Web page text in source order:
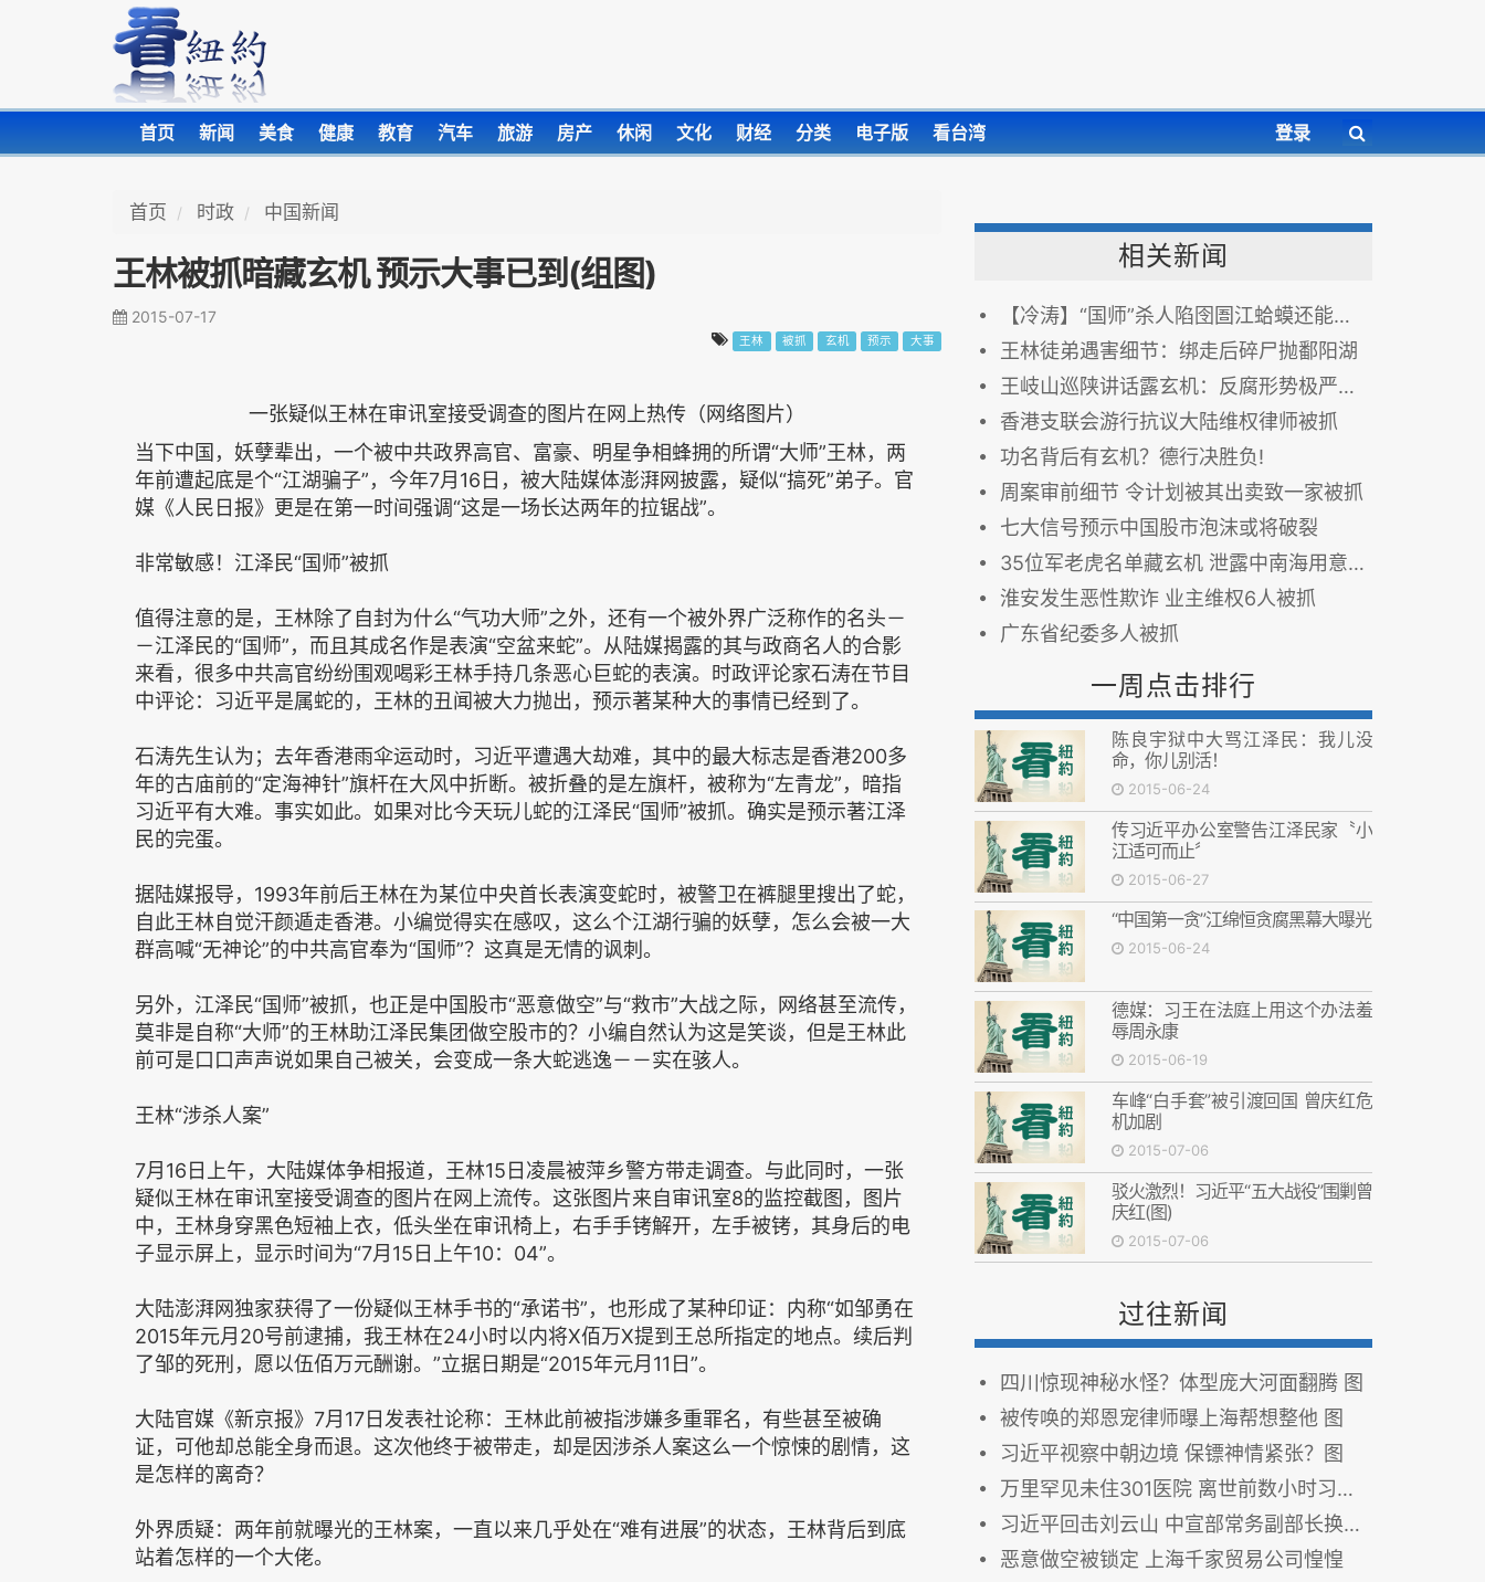
首页 新闻 美食 健康 教育 汽车 旅游 房产 休闲 文化 财经 分类 电子版 看台湾 登录
首页 时政 中国新闻
王林被抓暗藏玄机 预示大事已到(组图)
2015-07-17
王林 被抓 玄机 预示 大事
一张疑似王林在审讯室接受调查的图片在网上热传（网络图片）
当下中国，妖孽辈出，一个被中共政界高官、富豪、明星争相蜂拥的所谓“大师”王林，两
年前遭起底是个“江湖骗子”，今年7月16日，被大陆媒体澎湃网披露，疑似“搞死”弟子。官
媒《人民日报》更是在第一时间强调“这是一场长达两年的拉锯战”。
非常敏感！江泽民“国师”被抓
值得注意的是，王林除了自封为什么“气功大师”之外，还有一个被外界广泛称作的名头－
－江泽民的“国师”，而且其成名作是表演“空盆来蛇”。从陆媒揭露的其与政商名人的合影
来看，很多中共高官纷纷围观喝彩王林手持几条恶心巨蛇的表演。时政评论家石涛在节目
中评论：习近平是属蛇的，王林的丑闻被大力抛出，预示著某种大的事情已经到了。
石涛先生认为；去年香港雨伞运动时，习近平遭遇大劫难，其中的最大标志是香港200多
年的古庙前的“定海神针”旗杆在大风中折断。被折叠的是左旗杆，被称为“左青龙”，暗指
习近平有大难。事实如此。如果对比今天玩儿蛇的江泽民“国师”被抓。确实是预示著江泽
民的完蛋。
据陆媒报导，1993年前后王林在为某位中央首长表演变蛇时，被警卫在裤腿里搜出了蛇，
自此王林自觉汗颜遁走香港。小编觉得实在感叹，这么个江湖行骗的妖孽，怎么会被一大
群高喊“无神论”的中共高官奉为“国师”？这真是无情的讽刺。
另外，江泽民“国师”被抓，也正是中国股市“恶意做空”与“救市”大战之际，网络甚至流传，
莫非是自称“大师”的王林助江泽民集团做空股市的？小编自然认为这是笑谈，但是王林此
前可是口口声声说如果自己被关，会变成一条大蛇逃逸－－实在骇人。
王林“涉杀人案”
7月16日上午，大陆媒体争相报道，王林15日凌晨被萍乡警方带走调查。与此同时，一张
疑似王林在审讯室接受调查的图片在网上流传。这张图片来自审讯室8的监控截图，图片
中，王林身穿黑色短袖上衣，低头坐在审讯椅上，右手手铐解开，左手被铐，其身后的电
子显示屏上，显示时间为“7月15日上午10：04”。
大陆澎湃网独家获得了一份疑似王林手书的“承诺书”，也形成了某种印证：内称“如邹勇在
2015年元月20号前逮捕，我王林在24小时以内将X佰万X提到王总所指定的地点。续后判
了邹的死刑，愿以伍佰万元酬谢。”立据日期是“2015年元月11日”。
大陆官媒《新京报》7月17日发表社论称：王林此前被指涉嫌多重罪名，有些甚至被确
证，可他却总能全身而退。这次他终于被带走，却是因涉杀人案这么一个惊悚的剧情，这
是怎样的离奇？
外界质疑：两年前就曝光的王林案，一直以来几乎处在“难有进展”的状态，王林背后到底
站着怎样的一个大佬。
相关新闻
【冷涛】“国师”杀人陷囹圄江蛤蟆还能蹦几日？
王林徒弟遇害细节：绑走后碎尸抛鄱阳湖
王岐山巡陕讲话露玄机：反腐形势极严峻 退一步会死无葬身之地
香港支联会游行抗议大陆维权律师被抓
功名背后有玄机？德行决胜负!
周案审前细节 令计划被其出卖致一家被抓
七大信号预示中国股市泡沫或将破裂
35位军老虎名单藏玄机 泄露中南海用意 图
淮安发生恶性欺诈 业主维权6人被抓
广东省纪委多人被抓
一周点击排行
陈良宇狱中大骂江泽民：我儿没
命，你儿别活！
2015-06-24
传习近平办公室警告江泽民家〝小
江适可而止〞
2015-06-27
“中国第一贪”江绵恒贪腐黑幕大曝光
2015-06-24
德媒：习王在法庭上用这个办法羞
辱周永康
2015-06-19
车峰“白手套”被引渡回国 曾庆红危
机加剧
2015-07-06
驳火激烈！习近平“五大战役”围剿曾
庆红(图)
2015-07-06
过往新闻
四川惊现神秘水怪？体型庞大河面翻腾 图
被传唤的郑恩宠律师曝上海帮想整他 图
习近平视察中朝边境 保镖神情紧张？图
万里罕见未住301医院 离世前数小时习带6常委探望
习近平回击刘云山 中宣部常务副部长换人内幕
恶意做空被锁定 上海千家贸易公司惶惶